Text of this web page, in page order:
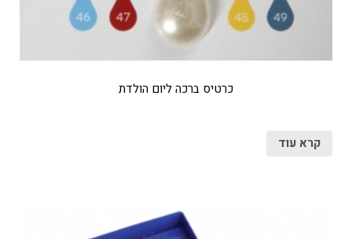
כרטיס ברכה ליום הולדת
קרא עוד